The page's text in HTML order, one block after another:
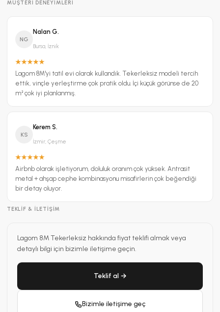
MÜŞTERI DENEYIMLERI
NG
Nalan G.
Bursa, İznik
Lagom 8M'yi tatil evi olarak kullandık. Tekerleksiz modeli tercih
ettik, vinçle yerleştirme çok pratik oldu. İçi küçük görünse de 20
m² çok iyi planlanmış.
KS
Kerem S.
İzmir, Çeşme
Airbnb olarak işletiyorum, doluluk oranım çok yüksek. Antrasit
metal + ahşap cephe kombinasyonu misafirlerin çok beğendiği
bir detay oluyor.
TEKLIF & İLETIŞIM
Lagom 8M Tekerleksiz hakkında fiyat teklifi almak veya
detaylı bilgi için bizimle iletişime geçin.
Teklif al →
Bizimle iletişime geç